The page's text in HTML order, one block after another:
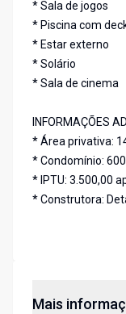
* Sala de jogos
* Piscina com
* Estar externo
* Solário
* Sala de cinema
INFORMAÇÕES
* Área privativa:
* Condomínio:
* IPTU: 3.500,00
* Construtora:
Mais